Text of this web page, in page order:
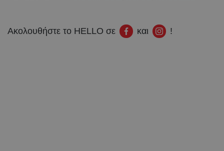
Ακολουθήστε το HELLO σε και !